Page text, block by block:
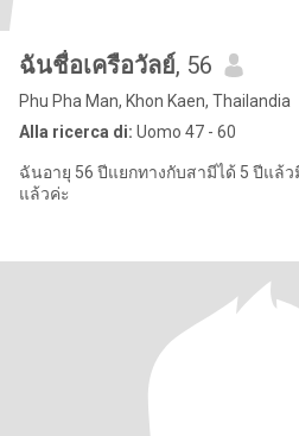
ฉันชื่อเครือวัลย์, 56
Phu Pha Man, Khon Kaen, Thailandia
Alla ricerca di: Uomo 47 - 60
ฉันอายุ 56 ปีแยกทางกับสามีได้ 5 ปีแล้
แล้วค่ะ